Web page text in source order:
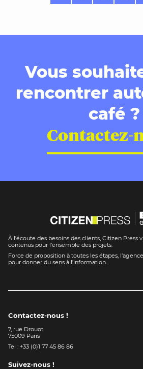
Vous
rencontrer
café ?
Contactez-
À l’écoute des besoins des clients, Citizen Press
contenus pour l’ensemble des projets.
Force de proposition à toutes les étapes,
pour donner du sens à l’information.
Contactez-nous !
7, rue Drouot
75009 Paris
Tel : +33 (0)1 77 45 86 86
Suivez-nous !